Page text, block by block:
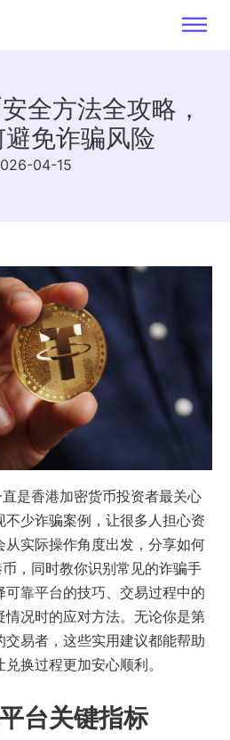
全方法全攻略，
免诈骗风险
04-15
是香港加密​​货币投资者最关心
少诈骗案例，让很多人担心资
实际操作角度出发，分享如何
，同时教你识别常见的诈骗手
靠平台的技巧、交易过程中的
况时的应对方法。无论你是第
易者，这些实用建议都能帮助
换过程更加安心顺利。
台关键指标